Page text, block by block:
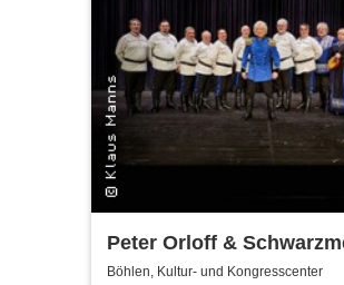
Peter Orloff &
Kosaken Chor - Die
Böhlen, Kultur- und Kongresscenter